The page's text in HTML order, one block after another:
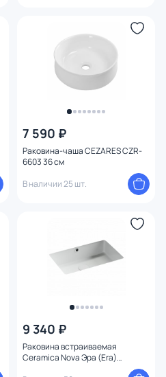
7 590 ₽
Раковина-чаша CEZARES CZR-
6603 36 см
В наличии 25 шт.
9 340 ₽
Раковина встраиваемая
Ceramica Nova Эра (Era)